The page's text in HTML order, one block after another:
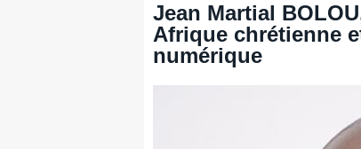
Jean Martial
Afrique chrétienne
numérique